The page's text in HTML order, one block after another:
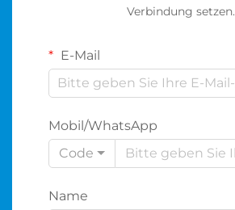
Verbindung setzen.
E-Mail
Mobil/WhatsApp
Code
Name